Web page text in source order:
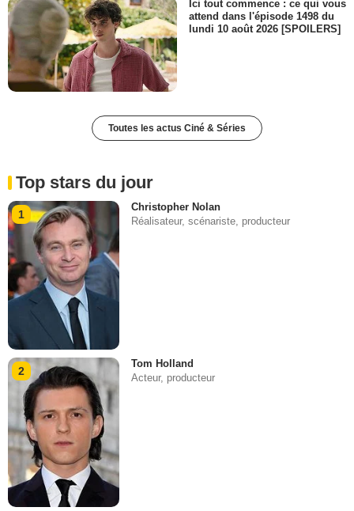
Ici tout commence : ce qui vous
attend dans l'épisode 1498 du
lundi 10 août 2026 [SPOILERS]
Toutes les actus Ciné & Séries
Top stars du jour
1
Christopher Nolan
Réalisateur, scénariste, producteur
2
Tom Holland
Acteur, producteur